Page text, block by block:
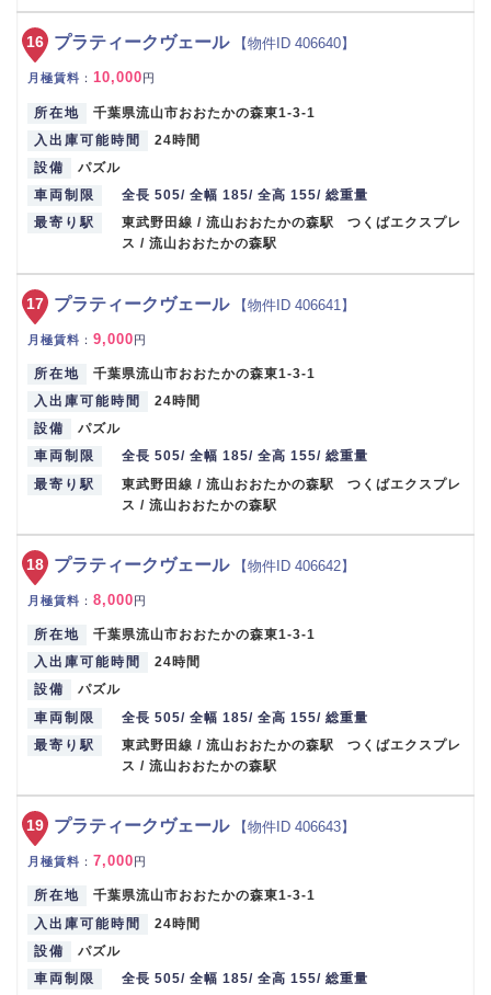
プラティークヴェール 【物件ID 406640】
月極賃料 ： 10,000 円
所在地
千葉県流山市おおたかの森東1-3-1
入出庫可能時間
24時間
設備
パズル
車両制限
全長 505/ 全幅 185/ 全高 155/ 総重量
最寄り駅
東武野田線 / 流山おおたかの森駅 つくばエクスプレ
ス / 流山おおたかの森駅
16
プラティークヴェール 【物件ID 406641】
月極賃料 ： 9,000円
所在地
千葉県流山市おおたかの森東1-3-1
入出庫可能時間
24時間
設備
パズル
車両制限
全長 505/ 全幅 185/ 全高 155/ 総重量
最寄り駅
東武野田線 / 流山おおたかの森駅 つくばエクスプレ
ス / 流山おおたかの森駅
17
プラティークヴェール 【物件ID 406642】
月極賃料 ： 8,000円
所在地
千葉県流山市おおたかの森東1-3-1
入出庫可能時間
24時間
設備
パズル
車両制限
全長 505/ 全幅 185/ 全高 155/ 総重量
最寄り駅
東武野田線 / 流山おおたかの森駅 つくばエクスプレ
ス / 流山おおたかの森駅
18
プラティークヴェール 【物件ID 406643】
月極賃料 ： 7,000円
所在地
千葉県流山市おおたかの森東1-3-1
入出庫可能時間
24時間
設備
パズル
車両制限
全長 505/ 全幅 185/ 全高 155/ 総重量
19